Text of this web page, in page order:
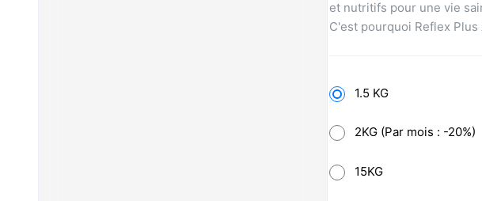
et nutritifs pour une vie
C'est pourquoi Reflex Plus
répondent aux besoins
chat adulte.
En plus de sa haute
provenant d'ingrédients
minéraux, et Oméga 3 & 6
1.5 KG
2KG (Par mois : -20%)
15KG